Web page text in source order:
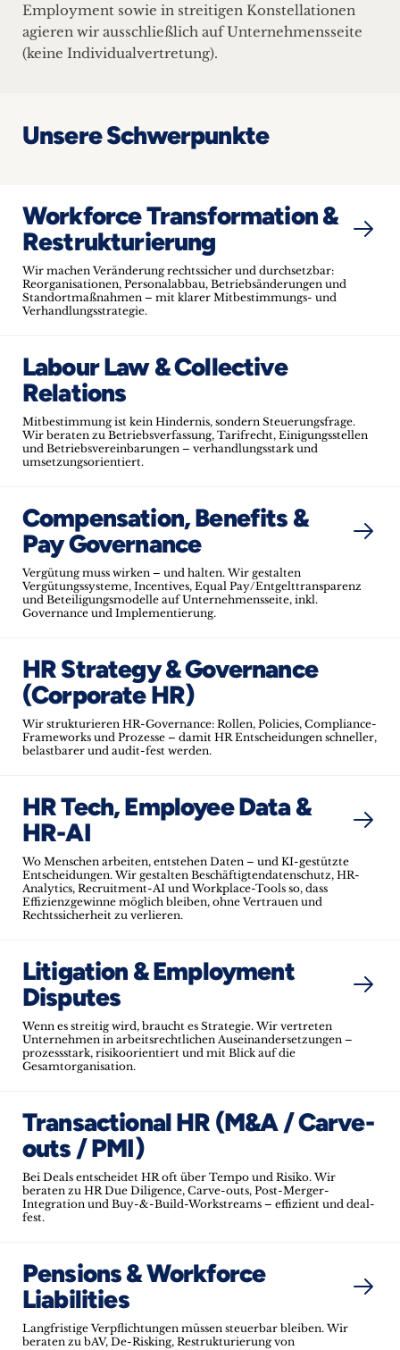
Employment sowie in streitigen Konstellationen
agieren wir ausschließlich auf Unternehmensseite
(keine Individualvertretung).
Unsere Schwerpunkte
Workforce Transformation &
Restrukturierung
Wir machen Veränderung rechtssicher und durchsetzbar:
Reorganisationen, Personalabbau, Betriebsänderungen und
Standortmaßnahmen – mit klarer Mitbestimmungs- und
Verhandlungsstrategie.
Labour Law & Collective
Relations
Mitbestimmung ist kein Hindernis, sondern Steuerungsfrage.
Wir beraten zu Betriebsverfassung, Tarifrecht, Einigungsstellen
und Betriebsvereinbarungen – verhandlungsstark und
umsetzungsorientiert.
Compensation, Benefits &
Pay Governance
Vergütung muss wirken – und halten. Wir gestalten
Vergütungssysteme, Incentives, Equal Pay/Entgelttransparenz
und Beteiligungsmodelle auf Unternehmensseite, inkl.
Governance und Implementierung.
HR Strategy & Governance
(Corporate HR)
Wir strukturieren HR-Governance: Rollen, Policies, Compliance-
Frameworks und Prozesse – damit HR Entscheidungen schneller,
belastbarer und audit-fest werden.
HR Tech, Employee Data &
HR-AI
Wo Menschen arbeiten, entstehen Daten – und KI-gestützte
Entscheidungen. Wir gestalten Beschäftigtendatenschutz, HR-
Analytics, Recruitment-AI und Workplace-Tools so, dass
Effizienzgewinne möglich bleiben, ohne Vertrauen und
Rechtssicherheit zu verlieren.
Litigation & Employment
Disputes
Wenn es streitig wird, braucht es Strategie. Wir vertreten
Unternehmen in arbeitsrechtlichen Auseinandersetzungen –
prozessstark, risikoorientiert und mit Blick auf die
Gesamtorganisation.
Transactional HR (M&A / Carve-
outs / PMI)
Bei Deals entscheidet HR oft über Tempo und Risiko. Wir
beraten zu HR Due Diligence, Carve-outs, Post-Merger-
Integration und Buy-&-Build-Workstreams – effizient und deal-
fest.
Pensions & Workforce
Liabilities
Langfristige Verpflichtungen müssen steuerbar bleiben. Wir
beraten zu bAV, De-Risking, Restrukturierung von